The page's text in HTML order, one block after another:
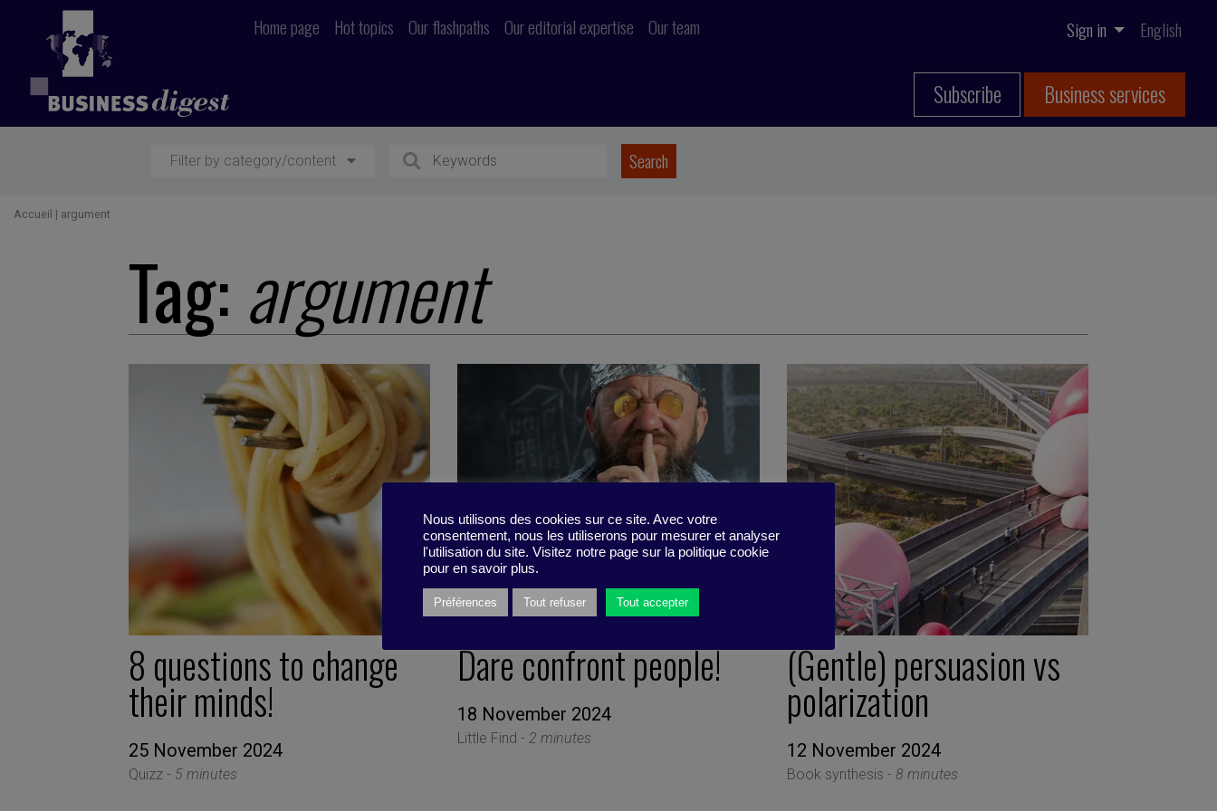
Home page Hot topics Our flashpaths Our editorial expertise Our team Sign in English
Subscribe Business services
Filter by category/content
Accueil | argument
Tag: argument
8 questions to change
their minds!
25 November 2024
Quizz - 5 minutes
Dare confront people!
18 November 2024
Little Find - 2 minutes
(Gentle) persuasion vs
polarization
12 November 2024
Book synthesis - 8 minutes
Nous utilisons des cookies sur ce site. Avec votre
consentement, nous les utiliserons pour mesurer et analyser
l'utilisation du site. Visitez notre page sur la politique cookie
pour en savoir plus.
Préférences Tout refuser Tout accepter